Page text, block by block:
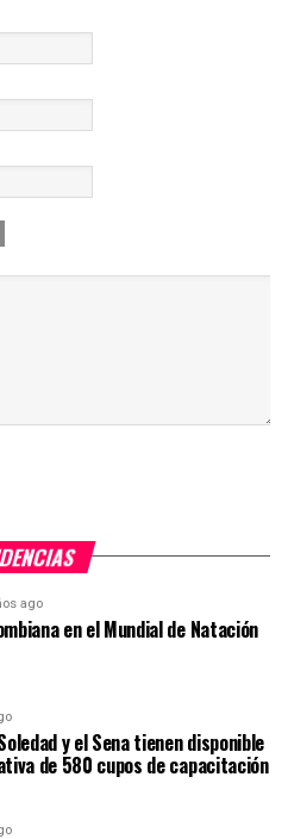
ago
en el Mundial de Natación
y el Sena tienen disponible
de 580 cupos de capacitación